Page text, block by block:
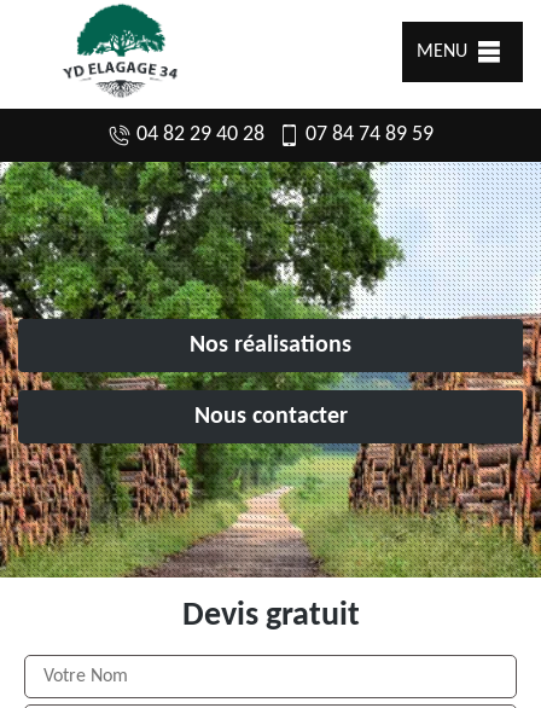
MENU
04 82 29 40 28 07 84 74 89 59
Nos réalisations
Nous contacter
Devis gratuit